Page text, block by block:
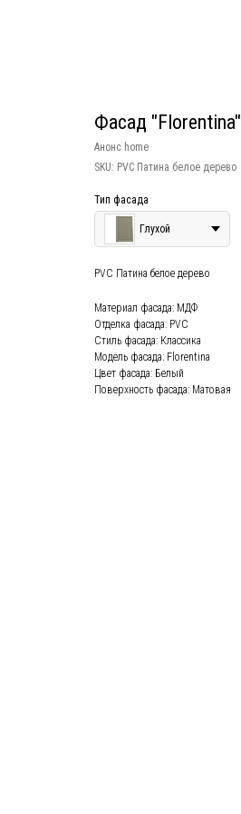
Фасад "Florentina"
Анонс home
SKU: PVC Патина белое дерево
Тип фасада
Глухой
PVC Патина белое дерево
Материал фасада: МДФ
Отделка фасада: PVC
Стиль фасада: Классика
Модель фасада: Florentina
Цвет фасада: Белый
Поверхность фасада: Матовая